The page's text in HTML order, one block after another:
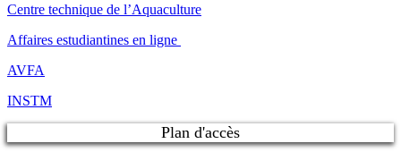
Centre technique de l’Aquaculture
Affaires estudiantines en ligne
AVFA
INSTM
Plan d'accès